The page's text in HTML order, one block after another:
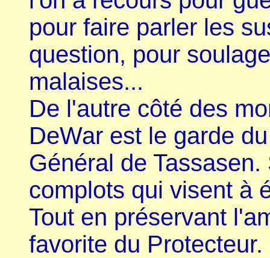
pour faire parler les
question, pour
malaises...
De l'autre côté des
DeWar est le garde
Général de
complots qui visent à
Tout en préservant
favorite du Protecteur.